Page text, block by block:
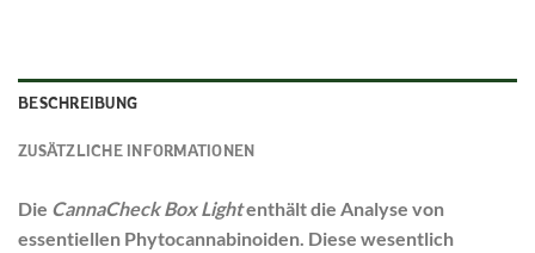
BESCHREIBUNG
ZUSÄTZLICHE INFORMATIONEN
Die CannaCheck Box Lightenthält die Analyse von
essentiellen Phytocannabinoiden. Diese wesentlich